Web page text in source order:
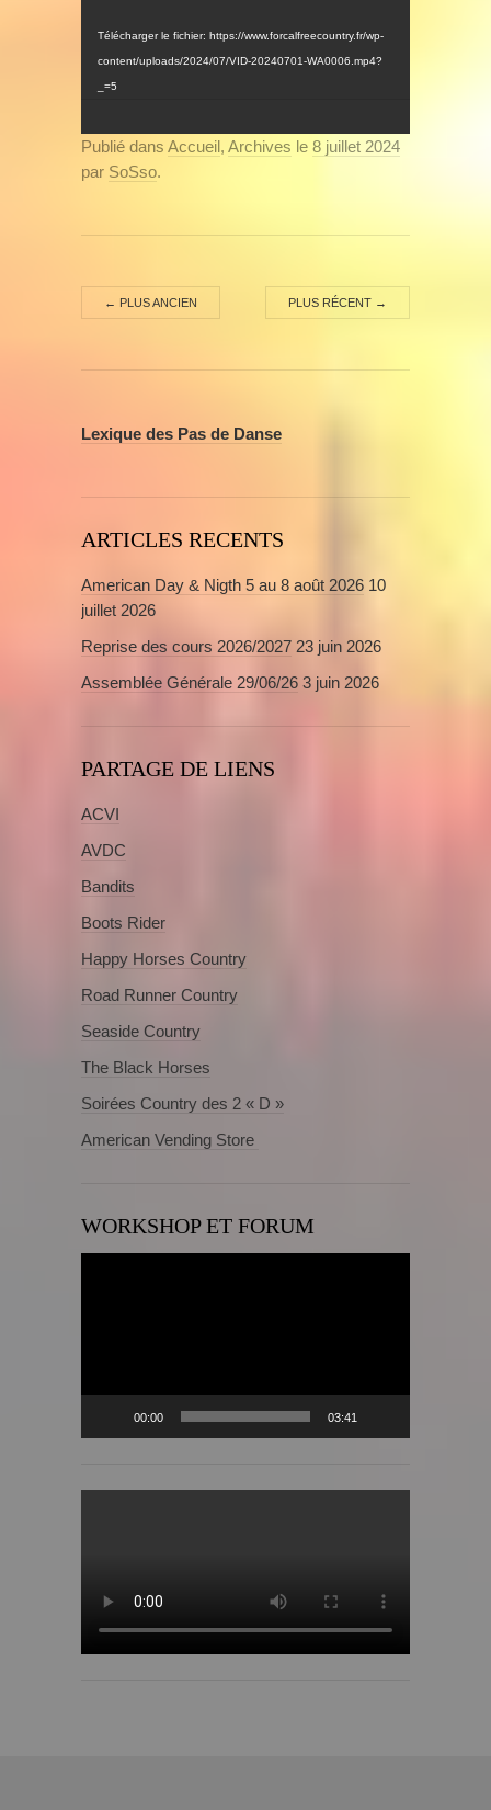
Télécharger le fichier: https://www.forcalfreecountry.fr/wp-
content/uploads/2024/07/VID-20240701-WA0006.mp4?
_=5
Publié dans Accueil, Archives le 8 juillet 2024
par SoSso.
← PLUS ANCIEN PLUS RÉCENT →
Lexique des Pas de Danse
ARTICLES RECENTS
American Day & Nigth 5 au 8 août 2026 10
juillet 2026
Reprise des cours 2026/2027 23 juin 2026
Assemblée Générale 29/06/26 3 juin 2026
PARTAGE DE LIENS
ACVI
AVDC
Bandits
Boots Rider
Happy Horses Country
Road Runner Country
Seaside Country
The Black Horses
Soirées Country des 2 « D »
American Vending Store
WORKSHOP ET FORUM
00:00 03:41